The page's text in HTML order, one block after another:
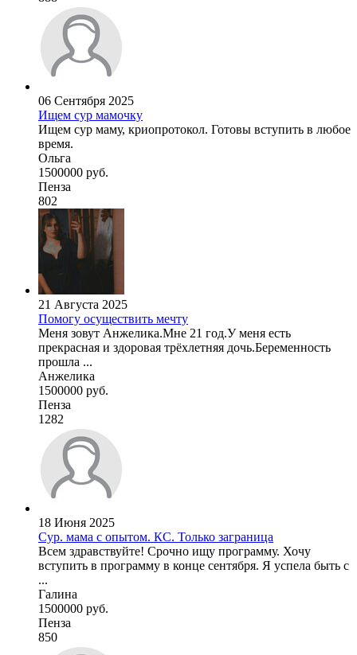
06 Сентября 2025
Ищем сур мамочку
Ищем сур маму, криопротокол. Готовы вступить в любое
время.
Ольга
1500000 руб.
Пенза
802
21 Августа 2025
Помогу осуществить мечту
Меня зовут Анжелика.Мне 21 год.У меня есть
прекрасная и здоровая трёхлетняя дочь.Беременность
прошла ...
Анжелика
1500000 руб.
Пенза
1282
18 Июня 2025
Сур. мама с опытом. КС. Только заграница
Всем здравствуйте! Срочно ищу программу. Хочу
вступить в программу в конце сентября. Я успела быть с
...
Галина
1500000 руб.
Пенза
850